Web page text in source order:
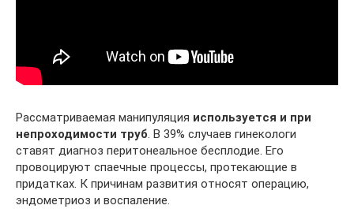
Рассматриваемая манипуляция используется и при
непроходимости труб. В 39% случаев гинекологи
ставят диагноз перитонеальное бесплодие. Его
провоцируют спаечные процессы, протекающие в
придатках. К причинам развития относят операцию,
эндометриоз и воспаление.